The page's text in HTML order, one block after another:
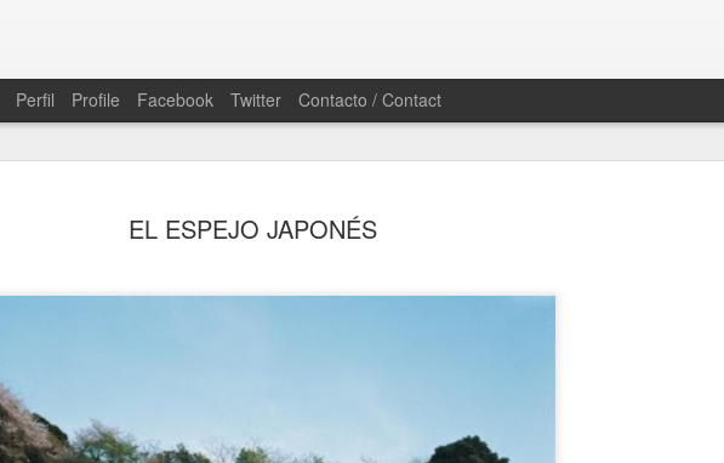
EL ESPEJO JAPONÉS
Perfil Profile Facebook Twitter Contacto / Contact
1
ARQUITECTURA Y OTROS
Victoria Camps - Josep LLuís Mateo